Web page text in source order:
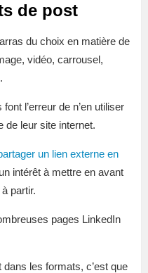
de post
du choix en matière de
vidéo, carrousel,
l’erreur de n’en utiliser
de leur site internet.
un lien externe en
intérêt à mettre en avant
partir.
pages LinkedIn
dans les formats, c’est que